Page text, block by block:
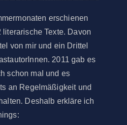
erschienen
Texte. Davon
von mir und ein Drittel
2011 gab es
schon mal und es
an Regelmäßigkeit und
Deshalb erkläre ich